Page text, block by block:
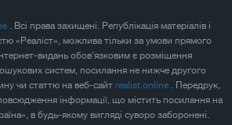
. Всі права захищені. Републікація матеріалів і
«Реаліст», можлива тільки за умови прямого
видань обов'язковим є розміщення
систем, посилання не нижче другого
чи статтю на веб-сайт realist.online . Передрук,
інформації, що містить посилання на
в будь-якому вигляді суворо заборонені.